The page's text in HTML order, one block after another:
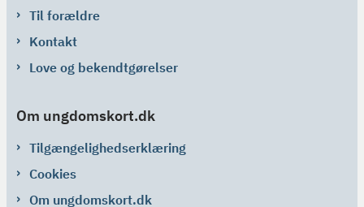
Til forældre
Kontakt
Love og bekendtgørelser
Om ungdomskort.dk
Tilgængelighedserklæring
Cookies
Om ungdomskort.dk